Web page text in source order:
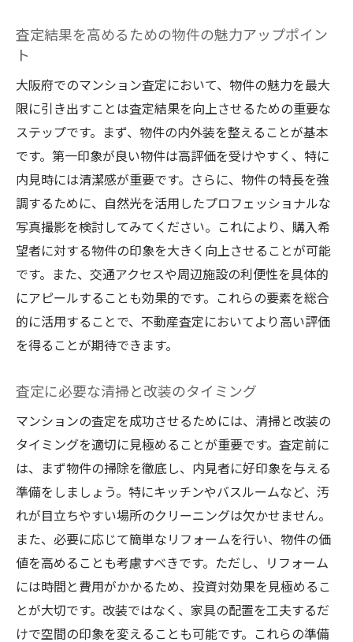
査定結果を高めるための物件の魅力アップポイン
ト
大阪府でのマンション査定において、物件の魅力を最大
限に引き出すことは査定結果を向上させるための重要な
ステップです。まず、物件の内外装を整えることが基本
です。第一印象が良い物件は高評価を受けやすく、特に
内見時には清潔感が重要です。さらに、物件の特長を強
調するために、自然光を活用したプロフェッショナルな
写真撮影を検討してみてください。これにより、購入希
望者に対する物件の印象を大きく向上させることが可能
です。また、交通アクセスや周辺施設の利便性を具体的
にアピールすることも効果的です。これらの要素を総合
的に活用することで、不動産査定においてより高い評価
を得ることが期待できます。
査定に必要な清掃と改装のタイミング
マンションの査定を成功させるためには、清掃と改装の
タイミングを適切に見極めることが重要です。査定前に
は、まず物件の掃除を徹底し、内見者に好印象を与える
準備をしましょう。特にキッチンやバスルームなど、汚
れが目立ちやすい場所のクリーニングは欠かせません。
また、必要に応じて簡単なリフォームを行い、物件の価
値を高めることも考慮すべきです。ただし、リフォーム
には時間と費用がかかるため、投資対効果を見極めるこ
とが大切です。改装ではなく、家具の配置を工夫するだ
けで空間の印象を変えることも可能です。これらの準備